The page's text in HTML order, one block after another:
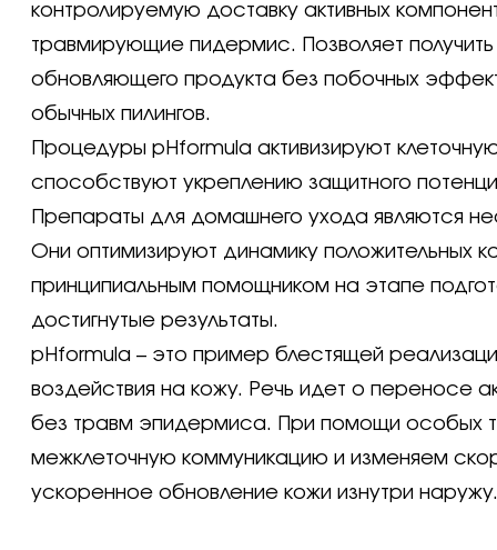
контролируемую доставку активных
травмирующие пидермис. Позволяет
обновляющего продукта без побочных
обычных пилингов.
Процедуры pHformula активизируют
способствуют укреплению защитного
Препараты для домашнего ухода являются
Они оптимизируют динамику положительных
принципиальным помощником на этапе
достигнутые результаты.
pHformula – это пример блестящей
воздействия на кожу. Речь идет о переносе
без травм эпидермиса. При помощи особых
межклеточную коммуникацию и изменяем
ускоренное обновление кожи изнутри наружу.